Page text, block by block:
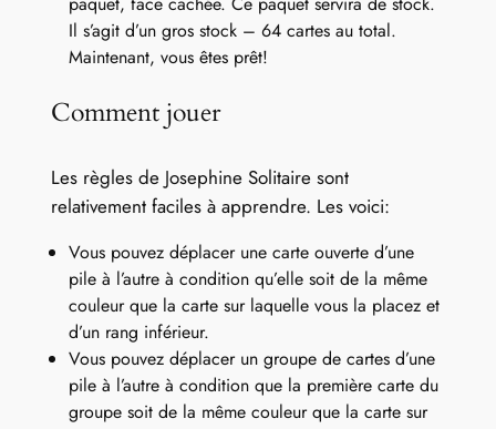
Il s’agit d’un gros stock – 64 cartes au total.
Maintenant, vous êtes prêt!
Comment jouer
Les règles de Josephine Solitaire sont
relativement faciles à apprendre. Les voici:
Vous pouvez déplacer une carte ouverte d’une
pile à l’autre à condition qu’elle soit de la même
couleur que la carte sur laquelle vous la placez et
d’un rang inférieur.
Vous pouvez déplacer un groupe de cartes d’une
pile à l’autre à condition que la première carte du
groupe soit de la même couleur que la carte sur